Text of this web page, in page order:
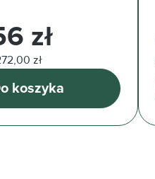
zł
zł
koszyka